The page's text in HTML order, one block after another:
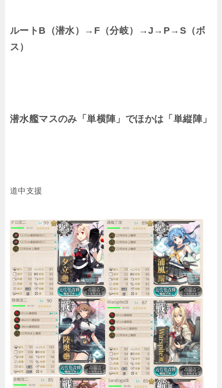
ルートB（潜水）→F（分岐）→J→P→S（ボ
ス）
潜水艦マスのみ「単横陣」でほかは「単縦陣」
道中支援